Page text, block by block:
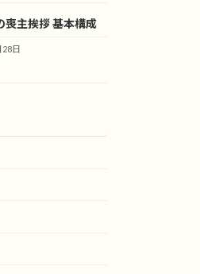
喪主挨拶 基本構成
日